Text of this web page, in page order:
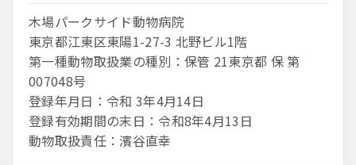
木場パークサイド動物病院
東京都江東区東陽1-27-3 北野ビル1階
第一種動物取扱業の種別：保管 21東京都 保 第
007048号
登録年月日：令和 3年4月14日
登録有効期間の末日：令和8年4月13日
動物取扱責任：濱谷直幸